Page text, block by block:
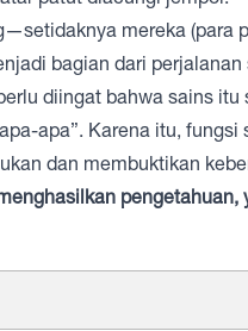
mereka (para
bagian dari
diingat bahwa sains itu
apa”. Karena itu,
dan membuktikan